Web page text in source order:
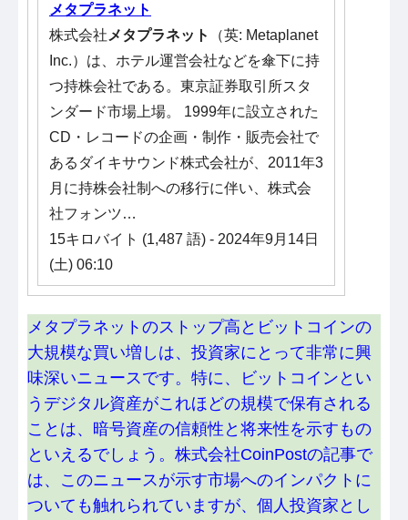
メタプラネット
株式会社 メタプラネット
（英: Metaplanet
Inc.）は、ホテル運営会社などを傘下に持
つ持株会社である。東京証券取引所スタ
ンダード市場上場。 1999年に設立された
CD・レコードの企画・制作・販売会社で
あるダイキサウンド株式会社が、2011年3
月に持株会社制への移行に伴い、株式会
社フォンツ…
15キロバイト (1,487 語) - 2024年9月14日
(土) 06:10
メタプラネットのストップ高とビットコインの
大規模な買い増しは、投資家にとって非常に興
味深いニュースです。特に、ビットコインとい
うデジタル資産がこれほどの規模で保有される
ことは、暗号資産の信頼性と将来性を示すもの
といえるでしょう。株式会社CoinPostの記事で
は、このニュースが示す市場へのインパクトに
ついても触れられていますが、個人投資家とし